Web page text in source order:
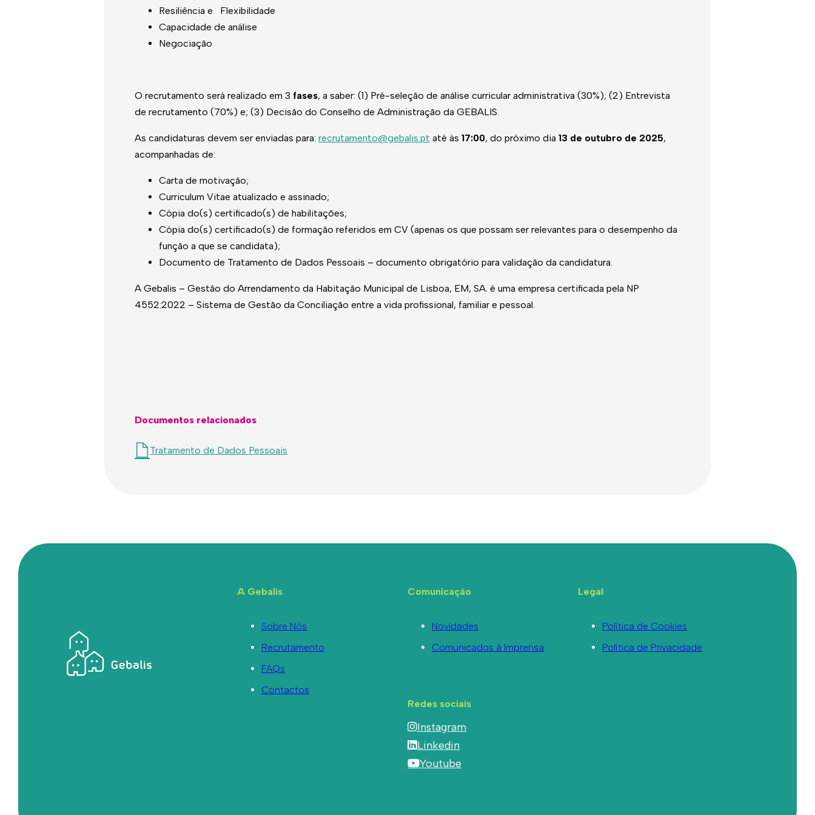
Resiliência e Flexibilidade
Capacidade de análise
Negociação
O recrutamento será realizado em 3 fases, a saber: (1) Pré-seleção de análise curricular administrativa (30%); (2) Entrevista
de recrutamento (70%) e; (3) Decisão do Conselho de Administração da GEBALIS.
As candidaturas devem ser enviadas para: recrutamento@gebalis.pt até às 17:00, do próximo dia 13 de outubro de 2025,
acompanhadas de:
Carta de motivação;
Curriculum Vitae atualizado e assinado;
Cópia do(s) certificado(s) de habilitações;
Cópia do(s) certificado(s) de formação referidos em CV (apenas os que possam ser relevantes para o desempenho da
função a que se candidata);
Documento de Tratamento de Dados Pessoais – documento obrigatório para validação da candidatura.
A Gebalis – Gestão do Arrendamento da Habitação Municipal de Lisboa, EM, SA. é uma empresa certificada pela NP
4552:2022 – Sistema de Gestão da Conciliação entre a vida profissional, familiar e pessoal.
Documentos relacionados
Tratamento de Dados Pessoais
A Gebalis
Sobre Nós
Recrutamento
FAQs
Contactos
Comunicação
Novidades
Comunicados à Imprensa
Redes sociais
Instagram
Linkedin
Youtube
Legal
Política de Cookies
Política de Privacidade